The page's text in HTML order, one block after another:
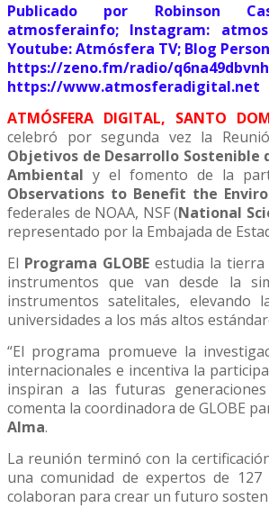
Publicado por Robinson
atmosferainfo; Instagram:
Youtube: Atmósfera TV; Blog
https://zeno.fm/radio/
https://www.atmosferadigital.net
ATMÓSFERA DIGITAL, SANTO
celebró por segunda vez la
Objetivos de Desarrollo Sostenible
Ambiental y el fomento de la
Observations to Benefit the
federales de NOAA, NSF (National
representado por la Embajada de
El Programa GLOBEestudia la tierra
instrumentos que van desde la
instrumentos satelitales, elevando
universidades a los más altos
“El programa promueve la
internacionales e incentiva la
inspiran a las futuras
comenta la coordinadora de GLOBE
Alma.
La reunión terminó con la
una comunidad de expertos de 127
colaboran para crear un futuro